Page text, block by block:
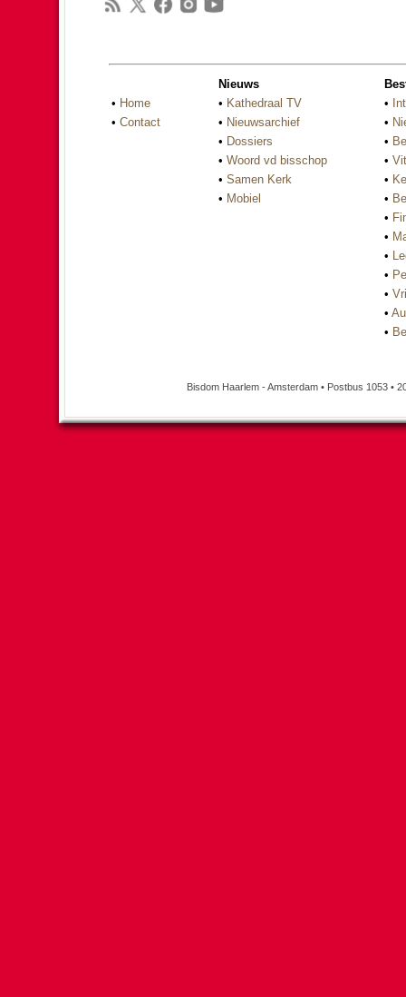
• Home
• Contact
Nieuws
• Kathedraal TV
• Nieuwsarchief
• Dossiers
• Woord vd bisschop
• Samen Kerk
• Mobiel
•
•
•
•
•
•
•
•
•
•
•
•
•
Bisdom Haarlem - Amsterdam • Postbus 1053 •